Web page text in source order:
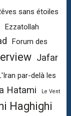
sans étoiles
Ezzatollah
Forum des
Jafar
par-delà les
Hatami Le Vent
Haghighi